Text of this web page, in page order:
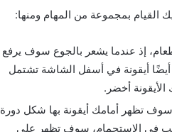
إذ عندما يشعر بالجوع سوف يرفع
أيضًا أيقونة في أسفل الشاشة تشتمل
أخضر.
تظهر أمامك أيقونة بها شكل دورة
يرغب في الاستحمام، سوف تظهر على